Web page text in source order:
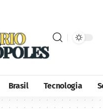
Brasil Tecnologia